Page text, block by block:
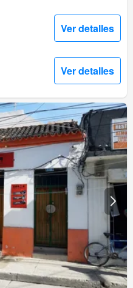
Ver detalles
Ver detalles